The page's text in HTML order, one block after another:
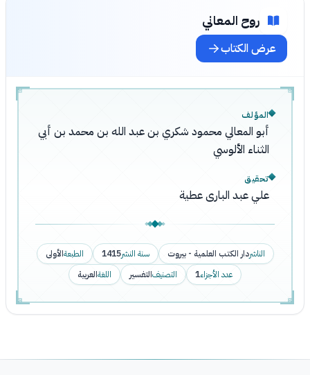
روح المعاني
عرض الكتاب
المؤلف
أبو المعالي محمود شكري بن عبد الله بن محمد بن أبي
الثناء الألوسي
تحقيق
علي عبد البارى عطية
الناشردار الكتب العلمية - بيروت سنة النشر1415 الطبعةالأولى
عدد الأجزاء1 التصنيفالتفسير اللغةالعربية